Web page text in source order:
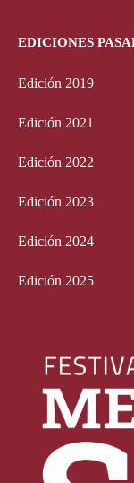
EDICIONES
Edición 2019
Edición 2021
Edición 2022
Edición 2023
Edición 2024
Edición 2025